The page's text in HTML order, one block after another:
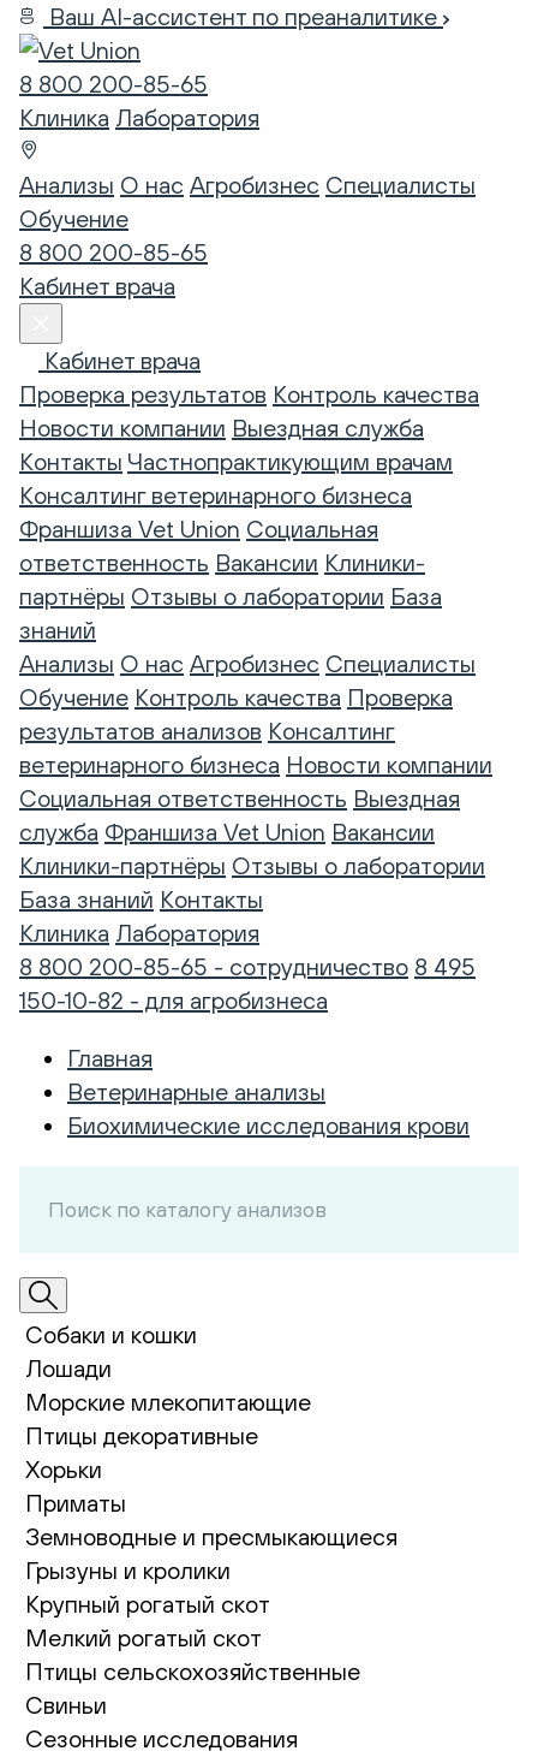
Ваш AI-ассистент по преаналитике
8 800 200-85-65
Клиника Лаборатория
Анализы О нас Агробизнес Специалисты
Обучение
8 800 200-85-65
Кабинет врача
Кабинет врача
Проверка результатов Контроль качества
Новости компании Выездная служба
Контакты Частнопрактикующим врачам
Консалтинг ветеринарного бизнеса
Франшиза Vet Union Социальная
ответственность Вакансии Клиники-
партнёры Отзывы о лаборатории База
знаний
Анализы О нас Агробизнес Специалисты
Обучение Контроль качества Проверка
результатов анализов Консалтинг
ветеринарного бизнеса Новости компании
Социальная ответственность Выездная
служба Франшиза Vet Union Вакансии
Клиники-партнёры Отзывы о лаборатории
База знаний Контакты
Клиника Лаборатория
8 800 200-85-65 - сотрудничество 8 495
150-10-82 - для агробизнеса
Главная
Ветеринарные анализы
Биохимические исследования крови
Собаки и кошки
Лошади
Морские млекопитающие
Птицы декоративные
Хорьки
Приматы
Земноводные и пресмыкающиеся
Грызуны и кролики
Крупный рогатый скот
Мелкий рогатый скот
Птицы сельскохозяйственные
Свиньи
Сезонные исследования